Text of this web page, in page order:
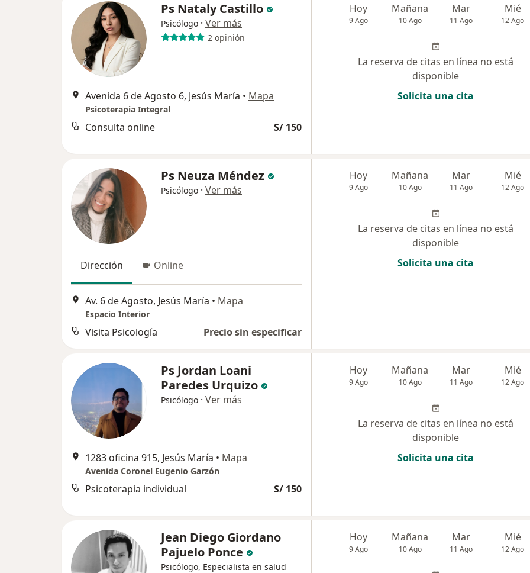
Ps Nataly Castillo
Psicólogo · Ver más
2 opinión
Avenida 6 de Agosto 6, Jesús María • Mapa
Psicoterapia Integral
Consulta online S/ 150
Hoy
9 Ago
Mañana
10 Ago
Mar
11 Ago
Mié
12 Ago
La reserva de citas en línea no está
disponible
Solicita una cita
Ps Neuza Méndez
Psicólogo · Ver más
Dirección Online
Av. 6 de Agosto, Jesús María • Mapa
Espacio Interior
Visita Psicología Precio sin especificar
Hoy
9 Ago
Mañana
10 Ago
Mar
11 Ago
Mié
12 Ago
La reserva de citas en línea no está
disponible
Solicita una cita
Ps Jordan Loani
Paredes Urquizo
Psicólogo · Ver más
1283 oficina 915, Jesús María • Mapa
Avenida Coronel Eugenio Garzón
Psicoterapia individual S/ 150
Hoy
9 Ago
Mañana
10 Ago
Mar
11 Ago
Mié
12 Ago
La reserva de citas en línea no está
disponible
Solicita una cita
Jean Diego Giordano
Pajuelo Ponce
Psicólogo, Especialista en salud
Hoy
9 Ago
Mañana
10 Ago
Mar
11 Ago
Mié
12 Ago